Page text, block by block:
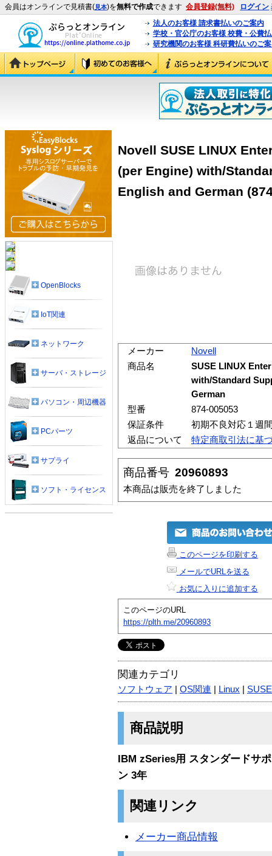
会員はオンラインで見積書(見本)を無料で作成できます 会員登録(無料) ログイン
法人のお客様 請求書払いのご案内
学校・官公庁のお客様 校費・公費
研究機関のお客様 科研費払いのご
Novell SUSE LINUX
(per Engine) with/
English and German
メーカー
Novell
商品名
SUSE LINUX
with/Standard
German
型番
874-005053
保証条件
初期不良対応１週
返品について
特定商取引法に基
商品番号 20960893
本商品は販売を終了しました
このページを印刷する
メールでURLを送る
お気に入りに追加する
このページのURL
https://plth.me/20960893
関連カテゴリ
ソフトウェア OS関連 Linux SUSE
商品説明
IBM zSeries用 スタンダードサ
ン 3年
関連リンク
メーカー商品情報
OpenBlocks
IoT関連
ネットワーク
サーバ・ストレージ
パソコン・周辺機器
PCパーツ
サプライ
ソフト・ライセンス